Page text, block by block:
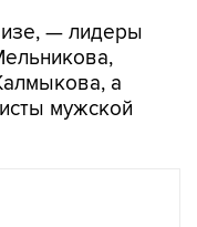
— лидеры
а
мужской